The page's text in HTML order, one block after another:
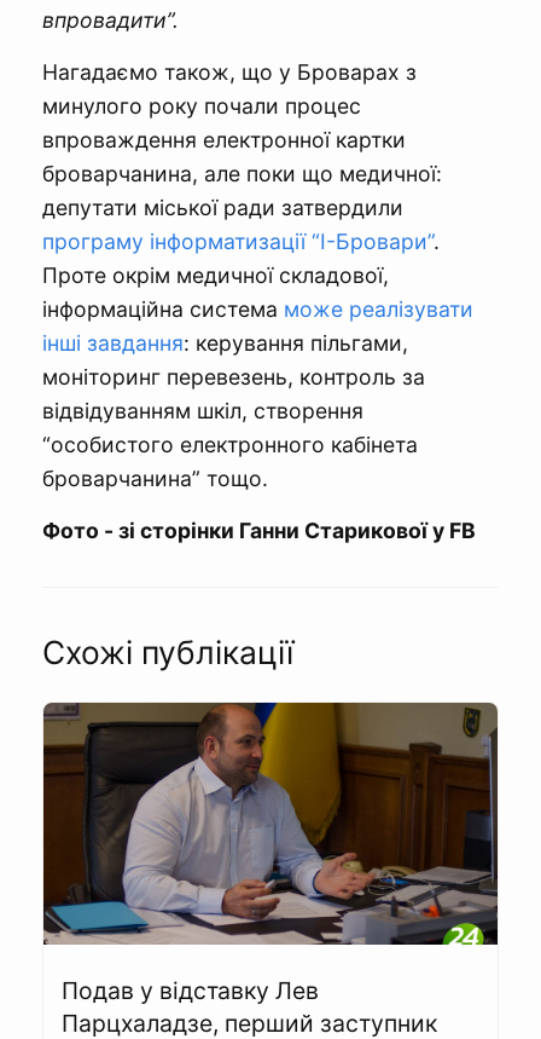
впровадити”.
Нагадаємо також, що у Броварах з
минулого року почали процес
впроваждення електронної картки
броварчанина, але поки що медичної:
депутати міської ради затвердили
програму інформатизації “І-Бровари”.
Проте окрім медичної складової,
інформаційна система може реалізувати
інші завдання: керування пільгами,
моніторинг перевезень, контроль за
відвідуванням шкіл, створення
“особистого електронного кабінета
броварчанина” тощо.
Фото - зі сторінки Ганни Старикової у FB
Схожі публікації
Подав у відставку Лев
Парцхаладзе, перший заступник